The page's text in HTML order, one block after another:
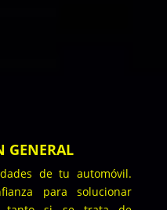
GENERAL
de tu automóvil.
para solucionar